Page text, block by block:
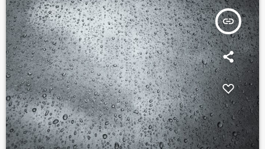
insert_link